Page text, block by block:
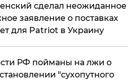
сделал неожиданное
заявление о поставках
для Patriot в Украину
РФ пойманы на лжи о
"сухопутного